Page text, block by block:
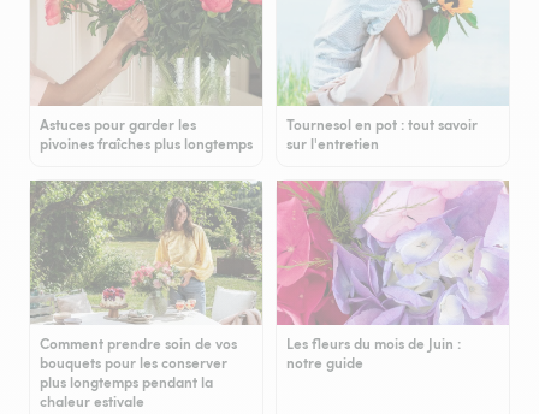
Astuces pour garder les
pivoines fraîches plus longtemps
Tournesol en pot : tout savoir
sur l'entretien
Comment prendre soin de vos
bouquets pour les conserver
plus longtemps pendant la
chaleur estivale
Les fleurs du mois de Juin :
notre guide